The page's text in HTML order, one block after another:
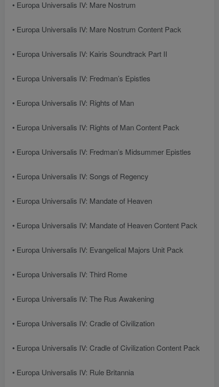
• Europa Universalis IV: Mare Nostrum
• Europa Universalis IV: Mare Nostrum Content Pack
• Europa Universalis IV: Kairis Soundtrack Part II
• Europa Universalis IV: Fredman’s Epistles
• Europa Universalis IV: Rights of Man
• Europa Universalis IV: Rights of Man Content Pack
• Europa Universalis IV: Fredman’s Midsummer Epistles
• Europa Universalis IV: Songs of Regency
• Europa Universalis IV: Mandate of Heaven
• Europa Universalis IV: Mandate of Heaven Content Pack
• Europa Universalis IV: Evangelical Majors Unit Pack
• Europa Universalis IV: Third Rome
• Europa Universalis IV: The Rus Awakening
• Europa Universalis IV: Cradle of Civilization
• Europa Universalis IV: Cradle of Civilization Content Pack
• Europa Universalis IV: Rule Britannia